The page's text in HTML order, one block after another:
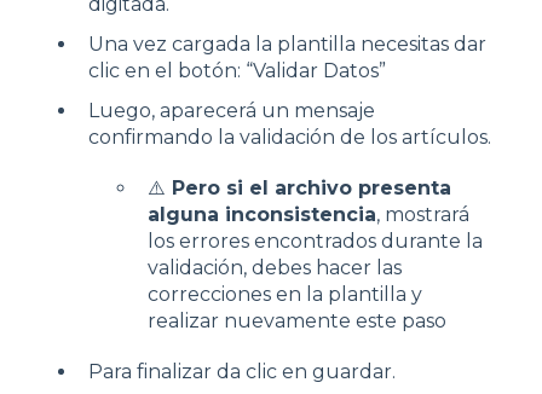
Una vez cargada la plantilla necesitas dar
clic en el botón: “Validar Datos”
Luego, aparecerá un mensaje
confirmando la validación de los artículos.
⚠️ Pero si el archivo presenta
alguna inconsistencia, mostrará
los errores encontrados durante la
validación, debes hacer las
correcciones en la plantilla y
realizar nuevamente este paso
Para finalizar da clic en guardar.